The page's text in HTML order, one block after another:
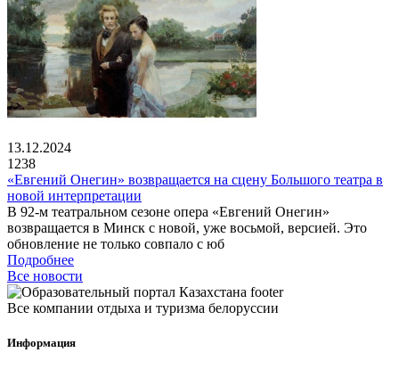
13.12.2024
1238
«Евгений Онегин» возвращается на сцену Большого театра в
новой интерпретации
В 92-м театральном сезоне опера «Евгений Онегин»
возвращается в Минск с новой, уже восьмой, версией. Это
обновление не только совпало с юб
Подробнее
Все новости
Все компании отдыха и туризма белоруссии
Информация